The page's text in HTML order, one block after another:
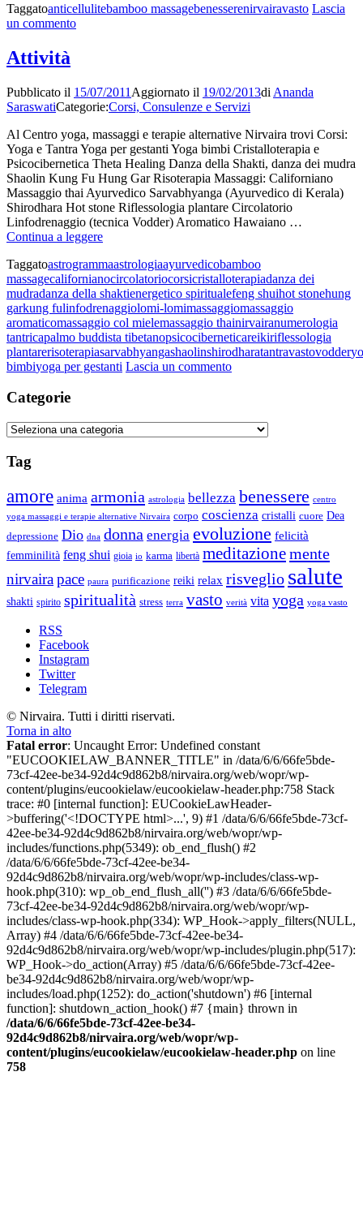
Taggatoanticellulitebamboo massagebenesserenirvairavasto Lascia
un commentosu
Attività
Pubblicato il 15/07/2011 Aggiornato il 19/02/2013di Ananda
SaraswatiCategorie:Corsi, Consulenze e Servizi
Al Centro yoga, massaggi e terapie alternative Nirvaira trovi Corsi:
Yoga e Tantra Yoga per gestanti Yoga bimbi Cristalloterapia e
Psicocibernetica Theta Healing Danza della Shakti, danza dei mudra
Shaolin Kung Fu Hung Gar Risoterapia Massaggi: Californiano
Massaggio thai Ayurvedico Sarvabhyanga (Ayurvedico di Kerala)
Shirodhara Hot stone Riflessologia plantare Circolatorio
Linfodrenaggio (tecnica Vodder) Aromatico Hawaiano …
Continua a leggereAttività
Taggatoastrogrammaastrologiaayurvedicobamboo
massagecalifornianocircolatoriocorsicristalloterapiadanza dei
mudradanza della shaktienergetico spiritualefeng shuihot stonehung
garkung fulinfodrenaggiolomi-lomimassaggiomassaggio
aromaticomassaggio col mielemassaggio thainirvairanumerologia
tantricapalmo buddista tibetanopsicociberneticareikiriflessologia
plantarerisoterapiasarvabhyangashaolinshirodharatantravastovodder
bimbiyoga per gestanti Lascia un commentosu
Categorie
Categorie
Tag
amore anima armonia astrologia bellezza benessere centro
yoga massaggi e terapie alternative Nirvaira corpo coscienza cristalli cuore Dea
depressione Dio dna donna energia evoluzione felicità
femminilità feng shui gioia io karma libertà meditazionemente
nirvairapace paura purificazione reiki relax risveglio salute
shakti spirito spiritualità stress terra vasto verità vita yoga yoga vasto
RSS
Facebook
Instagram
Twitter
Telegram
© Nirvaira. Tutti i diritti riservati.
Torna in alto
Fatal error: Uncaught Error: Undefined constant
"EUCOOKIELAW_BANNER_TITLE" in /data/6/6/66fe5bde-
73cf-42ee-be34-92d4c9d862b8/nirvaira.org/web/wopr/wp-
content/plugins/eucookielaw/eucookielaw-header.php:758 Stack
trace: #0 [internal function]: EUCookieLawHeader-
>buffering('<!DOCTYPE html>...', 9) #1 /data/6/6/66fe5bde-73cf-
42ee-be34-92d4c9d862b8/nirvaira.org/web/wopr/wp-
includes/functions.php(5349): ob_end_flush() #2
/data/6/6/66fe5bde-73cf-42ee-be34-
92d4c9d862b8/nirvaira.org/web/wopr/wp-includes/class-wp-
hook.php(310): wp_ob_end_flush_all('') #3 /data/6/6/66fe5bde-
73cf-42ee-be34-92d4c9d862b8/nirvaira.org/web/wopr/wp-
includes/class-wp-hook.php(334): WP_Hook->apply_filters(NULL,
Array) #4 /data/6/6/66fe5bde-73cf-42ee-be34-
92d4c9d862b8/nirvaira.org/web/wopr/wp-includes/plugin.php(517):
WP_Hook->do_action(Array) #5 /data/6/6/66fe5bde-73cf-42ee-
be34-92d4c9d862b8/nirvaira.org/web/wopr/wp-
includes/load.php(1252): do_action('shutdown') #6 [internal
function]: shutdown_action_hook() #7 {main} thrown in
/data/6/6/66fe5bde-73cf-42ee-be34-
92d4c9d862b8/nirvaira.org/web/wopr/wp-
content/plugins/eucookielaw/eucookielaw-header.php on line
758